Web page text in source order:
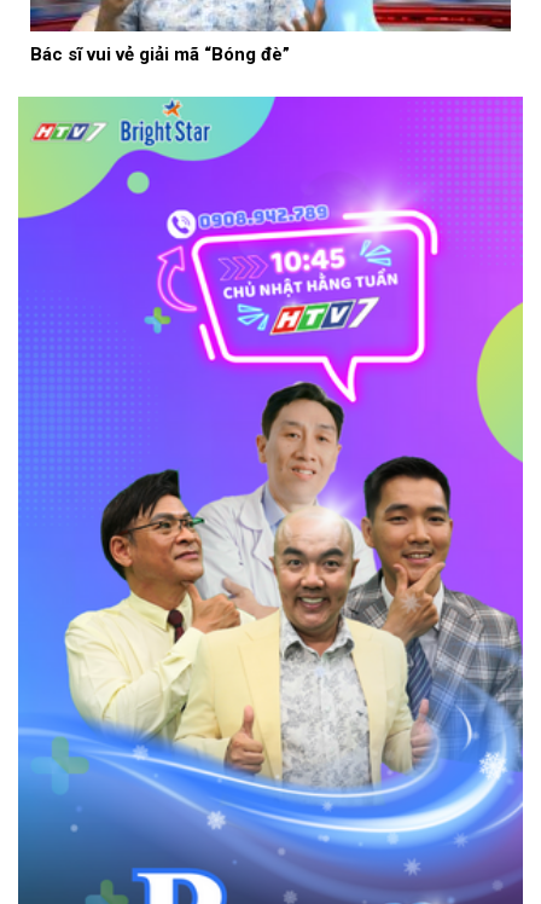
Bác sĩ vui vẻ giải mã “Bóng đè”